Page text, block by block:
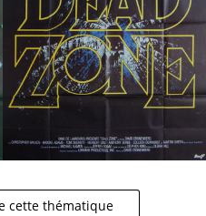
cette thématique